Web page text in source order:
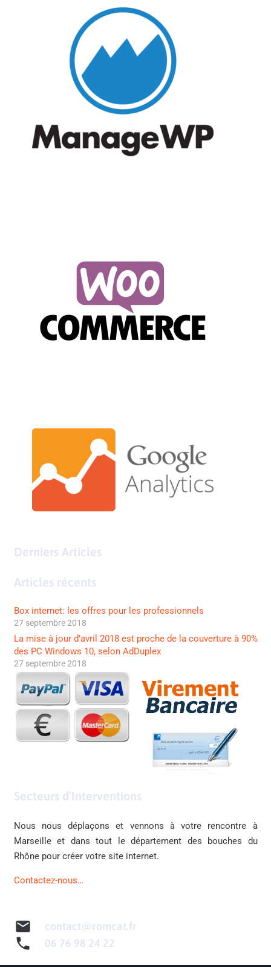
Derniers Articles
Articles récents
Box internet: les offres pour les professionnels
27 septembre 2018
La mise à jour d’avril 2018 est proche de la couverture à 90%
des PC Windows 10, selon AdDuplex
27 septembre 2018
Secteurs d’Interventions
Nous nous déplaçons et vennons à votre rencontre à
Marseille et dans tout le département des bouches du
Rhône pour créer votre site internet.
Contactez-nous…
mail contact@romcat.fr
phone 06 76 98 24 22